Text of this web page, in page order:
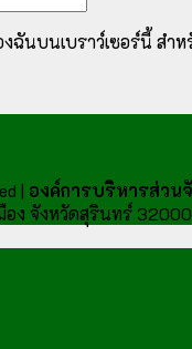
ฉันบนเบราว์เซอร์นี้ สำ
| องค์การบริหารส่วน
อง จังหวัดสุรินทร์ 32000